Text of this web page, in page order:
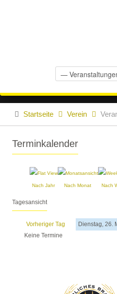
Startseite Verein
Terminkalender
Nach Jahr Nach Monat Nach
Tagesansicht
Vorheriger Tag Dienstag, 26.
Keine Termine